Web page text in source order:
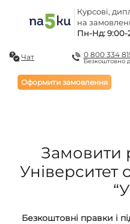
Курсові,
на
Пн-Нд: 9:00-
Чат 0 800 334
Безкоштовно
Оформити замовлення
Замовити
Університет
Безкоштовні правки і